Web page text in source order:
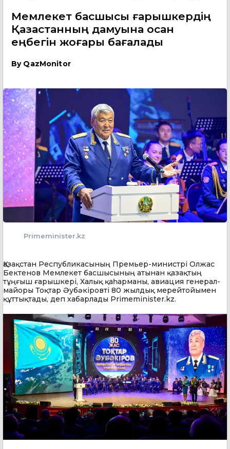
Мемлекет басшысы ғарышкердің
Қазақстанның дамуына қосқан
еңбегін жоғары бағалады
By QazMonitor
Primeminister.kz
Қазақстан Республикасының Премьер-министрі Олжас
Бектенов Мемлекет басшысының атынан қазақтың
тұңғыш ғарышкері, Халық қаһарманы, авиация генерал-
майоры Тоқтар Әубәкіровті 80 жылдық мерейтойымен
құттықтады, деп хабарлады Primeminister.kz.